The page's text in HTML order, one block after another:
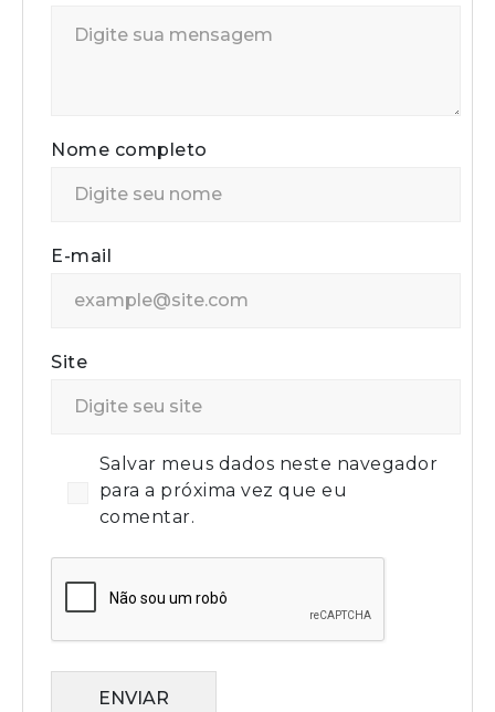
Nome completo
E-mail
Site
Salvar meus dados neste navegador
para a próxima vez que eu
comentar.
ENVIAR